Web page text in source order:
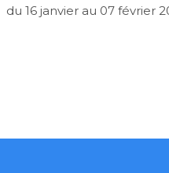
du 16 janvier au 07 février